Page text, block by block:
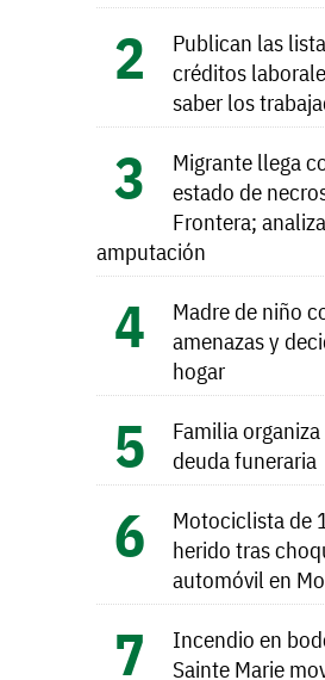
Publican las
créditos
saber los
Migrante llega
estado de
Frontera;
amputación
Madre de niño
amenazas y
hogar
Familia
deuda funeraria
Motociclista de
herido tras
automóvil en
Incendio en
Sainte Marie